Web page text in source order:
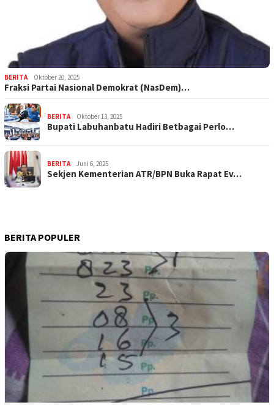
BERITA Oktober 20, 2025
Fraksi Partai Nasional Demokrat (NasDem)…
BERITA Oktober 13, 2025
Bupati Labuhanbatu Hadiri Betbagai Perlo…
BERITA Juni 6, 2025
Sekjen Kementerian ATR/BPN Buka Rapat Ev…
BERITA POPULER